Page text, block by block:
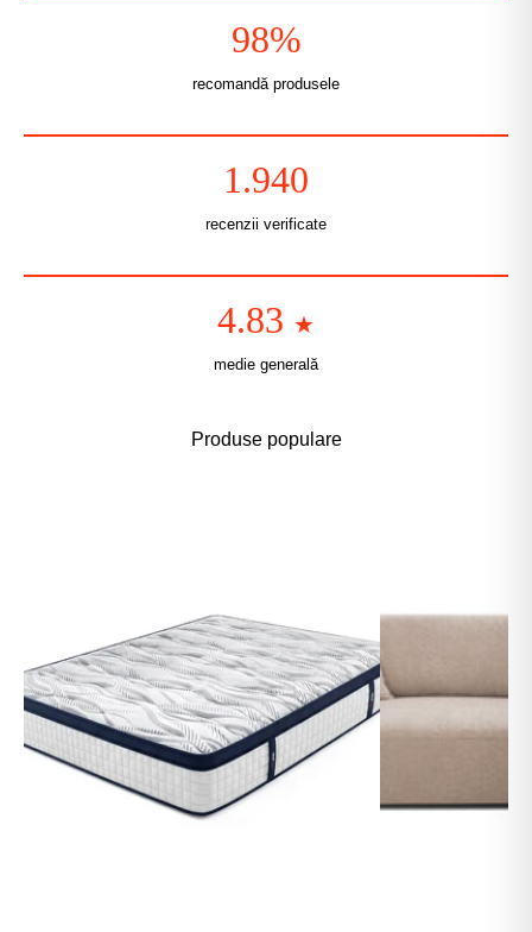
98%
recomandă produsele
1.940
recenzii verificate
4.83 ★
medie generală
Produse populare